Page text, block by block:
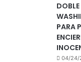
PARA
04/24/